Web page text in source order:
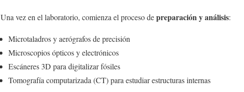
Una vez en el laboratorio, comienza el proceso depreparación y análisis:
Microtaladros y aerógrafos de precisión
Microscopios ópticos y electrónicos
Escáneres 3D para digitalizar fósiles
Tomografía computarizada (CT) para estudiar estructuras internas